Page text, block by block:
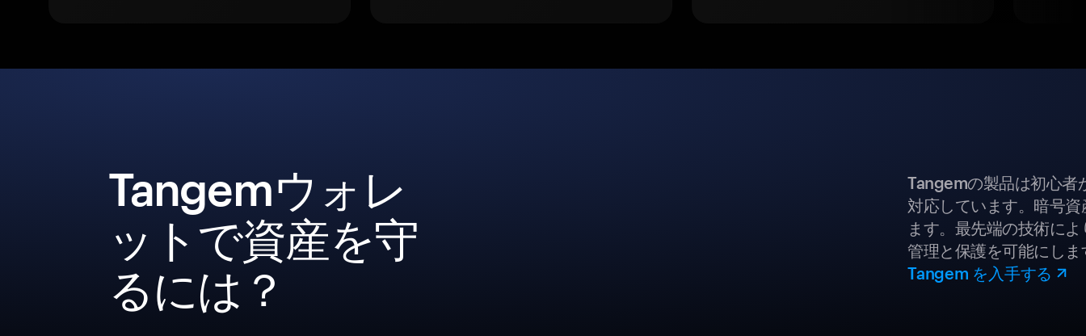
Tangemウォレ
ットで資産を守
るには？
Tangemの製品は初心者
対応しています。暗号
ます。最先端の技術に
管理と保護を可能にしま
Tangem を入手する